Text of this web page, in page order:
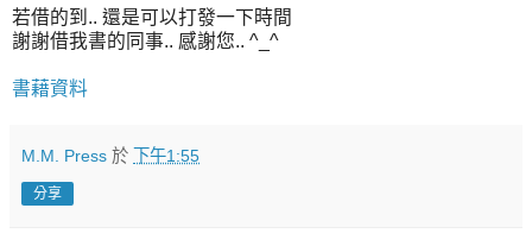
若借的到.. 還是可以打發一下時間
謝謝借我書的同事.. 感謝您.. ^_^
書藉資料
M.M. Press 於 下午1:55
分享